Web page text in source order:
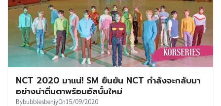
NCT 2020 มาแน่! SM ยืนยัน NCT กำลังจะกลับมา
อย่างน่าตื่นตาพร้อมอัลบั้มใหม่
BybubblesbenjyOn15/09/2020